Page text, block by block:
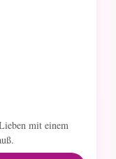
mit einem